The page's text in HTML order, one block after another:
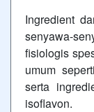
Ingredient
senyawa-
fisiologis
umum
serta
isoflavon.